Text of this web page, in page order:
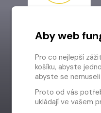
Aby web
Pro co nejlepší
košíku, abyste
abyste se
Proto od vás
ukládají ve vašem